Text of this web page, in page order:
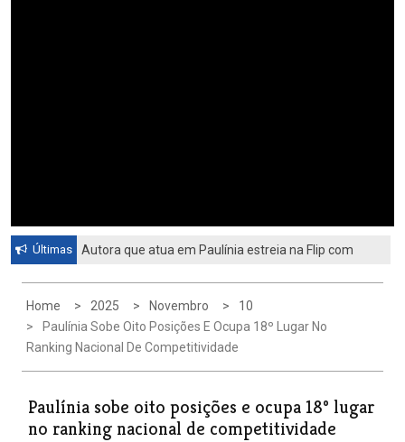
Últimas
Autora que atua em Paulínia estreia na Flip com
Home 2025 Novembro
10
Paulínia Sobe Oito Posições E Ocupa 18º Lugar No
Ranking Nacional De Competitividade
Paulínia sobe oito posições e ocupa 18º lugar
no ranking nacional de competitividade